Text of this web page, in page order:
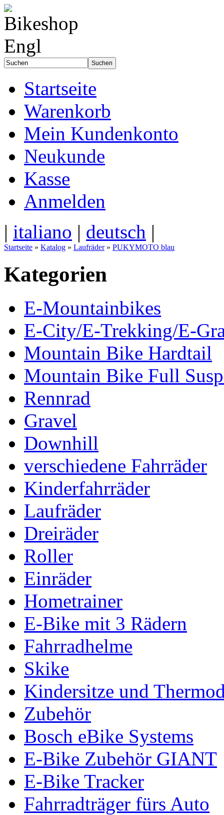
Startseite
Warenkorb
Mein Kundenkonto
Neukunde
Kasse
Anmelden
| italiano | deutsch |
Startseite » Katalog » Laufräder» PUKYMOTO blau
Kategorien
E-Mountainbikes
E-City/E-Trekking/E-
Mountain Bike Hardtail
Mountain Bike Full
Rennrad
Gravel
Downhill
verschiedene Fahrräder
Kinderfahrräder
Laufräder
Dreiräder
Roller
Einräder
Hometrainer
E-Bike mit 3 Rädern
Fahrradhelme
Skike
Kindersitze und
Zubehör
Bosch eBike Systems
E-Bike Zubehör GIANT
E-Bike Tracker
Fahrradträger fürs Auto